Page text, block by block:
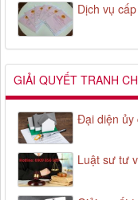
Dịch vụ
GIẢI QUYẾT TRANH
Đại diện ủy
Luật sư tư